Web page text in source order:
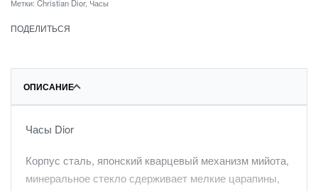
Метки: Christian Dior, Часы
ПОДЕЛИТЬСЯ
ОПИСАНИЕ
Часы Dior
Корпус сталь, японский кварцевый механизм мийота,
минеральное стекло сдерживает мелкие царапины,